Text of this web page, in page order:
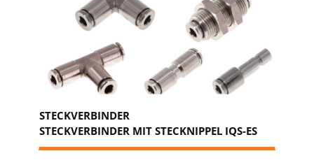
STECKVERBINDER
STECKVERBINDER MIT STECKNIPPEL IQS-ES